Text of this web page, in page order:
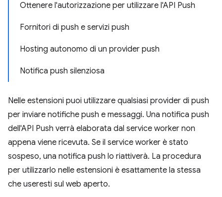
Ottenere l'autorizzazione per utilizzare l'API Push
Fornitori di push e servizi push
Hosting autonomo di un provider push
Notifica push silenziosa
Nelle estensioni puoi utilizzare qualsiasi provider di push
per inviare notifiche push e messaggi. Una notifica push
dell'API Push verrà elaborata dal service worker non
appena viene ricevuta. Se il service worker è stato
sospeso, una notifica push lo riattiverà. La procedura
per utilizzarlo nelle estensioni è esattamente la stessa
che useresti sul web aperto.